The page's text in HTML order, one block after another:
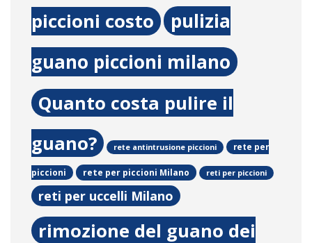
piccioni costo
pulizia
guano piccioni milano
Quanto costa pulire il
guano?
rete antintrusione piccioni rete per
piccioni rete per piccioni Milano reti per piccioni
reti per uccelli Milano
rimozione del guano dei